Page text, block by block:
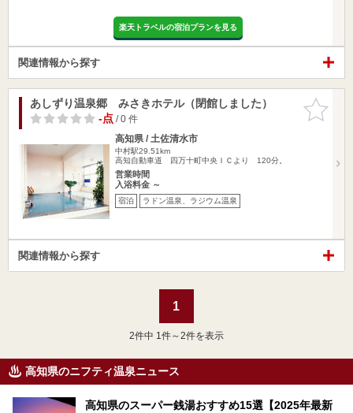
楽天トラベルの宿泊プランを見る
関連情報から探す
お気に入
りに追加
あしずり温泉郷 みさきホテル（閉館しました）
-点/ 0 件
高知県 / 土佐清水市
中村駅29.51km
高知自動車道 四万十町中央ＩＣより 120分。
営業時間
入浴料金 ～
宿泊 ラドン温泉、ラジウム温泉
関連情報から探す
1
2件中 1件～2件を表示
高知県のニフティ温泉ニュース
高知県のスーパー銭湯おすすめ15選【2025年最新